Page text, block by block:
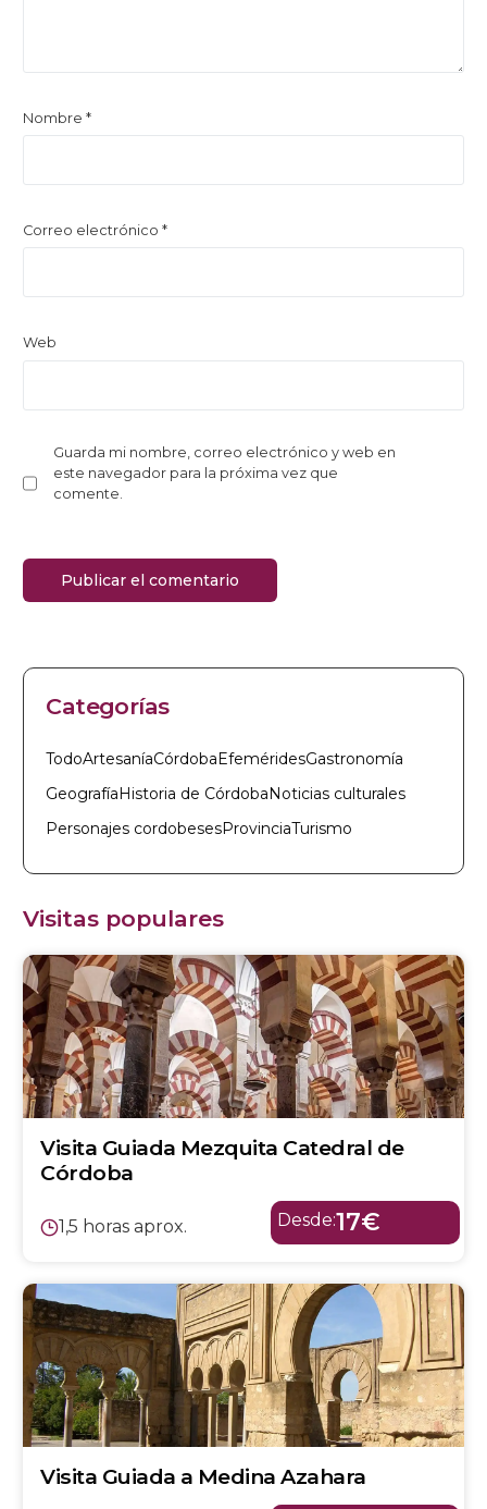
Nombre*
Correo electrónico*
Web
Guarda mi nombre, correo electrónico y web en
este navegador para la próxima vez que
comente.
Categorías
TodoArtesaníaCórdobaEfeméridesGastronomía
GeografíaHistoria de CórdobaNoticias culturales
Personajes cordobesesProvinciaTurismo
Visitas populares
Visita Guiada Mezquita Catedral de
Córdoba
1,5 horas aprox. Desde:17€
Visita Guiada a Medina Azahara